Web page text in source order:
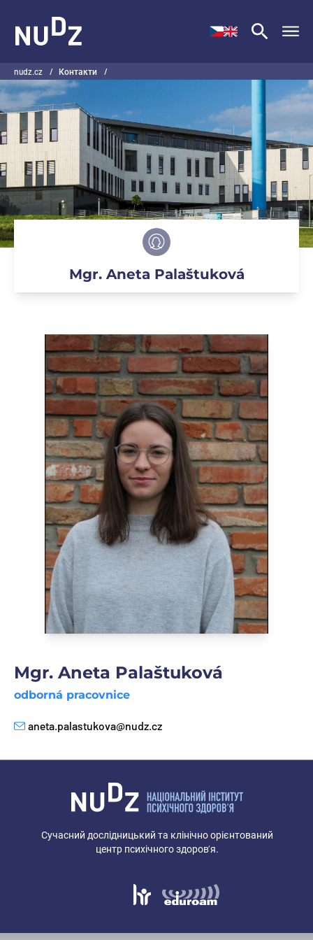
nudz.cz / Контакти /
Mgr. Aneta Palaštuková
Mgr. Aneta Palaštuková
odborná pracovnice
E-mail
aneta.palastukova@nudz.cz
Сучасний дослідницький та клінічно орієнтований
центр психічного здоров’я.